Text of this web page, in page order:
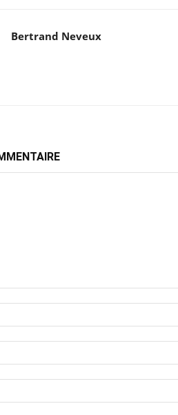
Bertrand Neveux